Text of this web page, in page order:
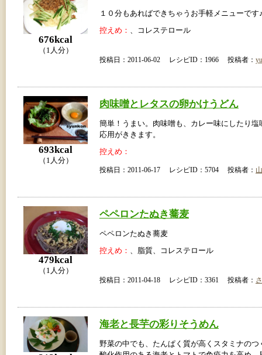
676kcal
（1人分）
１０分もあればできちゃうお手軽メニューです
控えめ： 、コレステロール
投稿日：2011-06-02 レシピID：1966 投稿者：
693kcal
（1人分）
肉味噌とレタスの卵かけうどん
簡単！うまい。肉味噌も、カレー味にしたり塩
応用がききます。
控えめ：
投稿日：2011-06-17 レシピID：5704 投稿者：
479kcal
（1人分）
ペペロンたぬき蕎麦
ペペロンたぬき蕎麦
控えめ： 、脂質、コレステロール
投稿日：2011-04-18 レシピID：3361 投稿者：
海老と長芋の彩りそうめん
野菜の中でも、たんぱく質が高くスタミナのつ